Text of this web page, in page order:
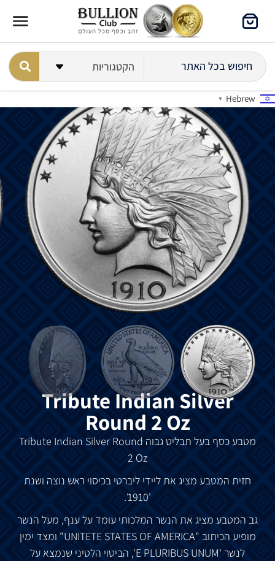
Hebrew
▼
Tribute Indian Silver
Round 2 Oz
מטבעכסף בעל תבליט גבוה Tribute Indian Silver Round
2 Oz
חזית המטבע מציג אתליידי ליברטי בכיסוי ראש נוצה ושנת
'1910'.
גב המטבע מציג את הנשר המלכותי עומד עלענף, מעל הנשר
מופיע הכיתוב "UNITETE STATES OF AMERICA" ומצד ימין
לנשר 'E PLURIBUS UNUM', הביטוי הלטיני שנמצאעל